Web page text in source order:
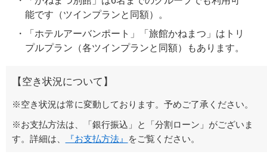
能です（ツインプランと同額）。
「ホテルアーバンポート」「旅館かねまつ」はトリ
プルプラン（各ツインプランと同額）もあります。
【空き状況について】
※空き状況は常に変動しております。予めご了承ください。
※お支払方法は、「銀行振込」と「分割ローン」がございま
す。詳細は、
『お支払方法』 をご覧ください。